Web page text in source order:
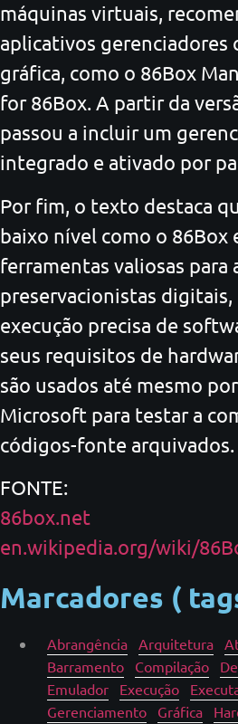
máquinas virtuais,
aplicativos gerenciadores
gráfica, como o 86Box
for 86Box. A partir da
passou a incluir um
integrado e ativado por
Por fim, o texto destaca
baixo nível como o 86Box
ferramentas valiosas para
preservacionistas
execução precisa de
seus requisitos de
são usados até mesmo
Microsoft para testar a
códigos-fonte arquivados.
FONTE:
86box.net
en.wikipedia.org/wiki/
Marcadores (
Abrangência Arquitetura
Barramento
Compilação
Emulador
Execução
Gerenciamento
Gráfica